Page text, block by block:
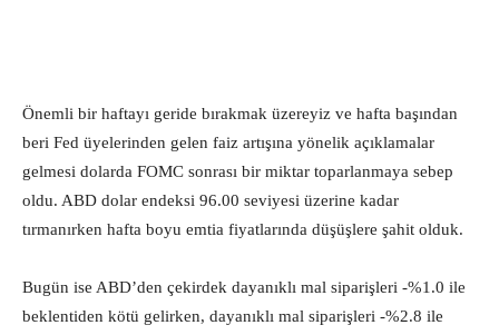
Önemli bir haftayı geride bırakmak üzereyiz ve hafta başından
beri Fed üyelerinden gelen faiz artışına yönelik açıklamalar
gelmesi dolarda FOMC sonrası bir miktar toparlanmaya sebep
oldu. ABD dolar endeksi 96.00 seviyesi üzerine kadar
tırmanırken hafta boyu emtia fiyatlarında düşüşlere şahit olduk.
Bugün ise ABD’den çekirdek dayanıklı mal siparişleri -%1.0 ile
beklentiden kötü gelirken, dayanıklı mal siparişleri -%2.8 ile